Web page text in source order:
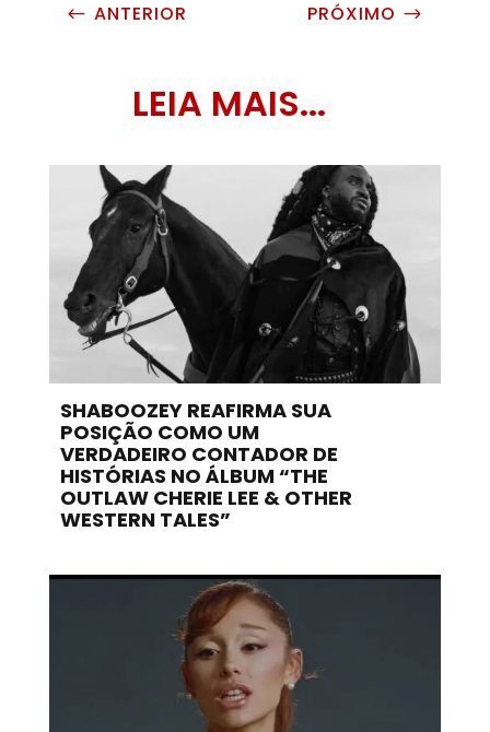
# ANTERIOR PRÓXIMO $
LEIA MAIS...
SHABOOZEY REAFIRMA SUA
POSIÇÃO COMO UM
VERDADEIRO CONTADOR DE
HISTÓRIAS NO ÁLBUM “THE
OUTLAW CHERIE LEE & OTHER
WESTERN TALES”